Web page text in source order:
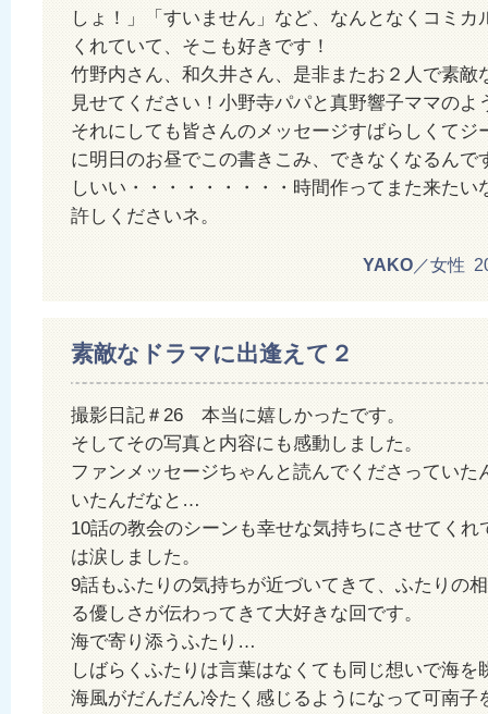
しょ！」「すいません」など、なんとなくコミカ
くれていて、そこも好きです！
竹野内さん、和久井さん、是非またお２人で素敵
見せてください！小野寺パパと真野響子ママのよ
それにしても皆さんのメッセージすばらしくてジ
に明日のお昼でこの書きこみ、できなくなるんで
しいい・・・・・・・・・時間作ってまた来たい
許しくださいネ。
YAKO／女性
素敵なドラマに出逢えて２
撮影日記＃26 本当に嬉しかったです。
そしてその写真と内容にも感動しました。
ファンメッセージちゃんと読んでくださっていた
いたんだなと…
10話の教会のシーンも幸せな気持ちにさせてくれ
は涙しました。
9話もふたりの気持ちが近づいてきて、ふたりの
る優しさが伝わってきて大好きな回です。
海で寄り添うふたり…
しばらくふたりは言葉はなくても同じ想いで海を
海風がだんだん冷たく感じるようになって可南子